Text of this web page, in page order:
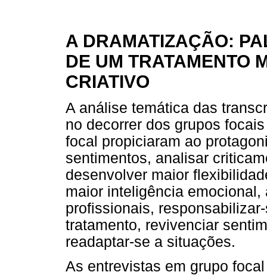
A DRAMATIZAÇÃO:
DE UM TRATAMENTO
CRIATIVO
A análise temática das
no decorrer dos grupos
focal propiciaram ao
sentimentos, analisar
desenvolver maior
maior inteligência
profissionais,
tratamento, revivenciar
readaptar-se a situações.
As entrevistas em grupo